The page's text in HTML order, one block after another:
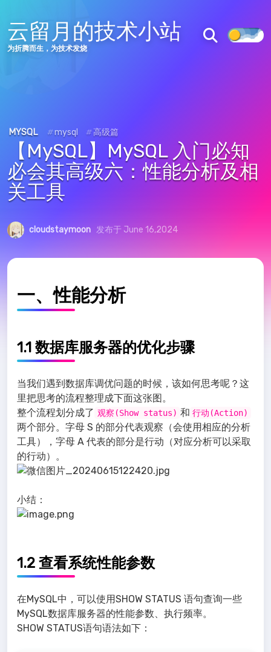
云留月的技术小站
为折腾而生，为技术发烧
MYSQL #mysql #高级篇
【MySQL】MySQL 入门必知
必会其高级六：性能分析及相
关工具
cloudstaymoon 发布于 June 16,2024
一、性能分析
1.1 数据库服务器的优化步骤
当我们遇到数据库调优问题的时候，该如何思考呢？这
里把思考的流程整理成下面这张图。
整个流程划分成了 观察(Show status) 和 行动(Action)
两个部分。字母 S 的部分代表观察（会使用相应的分析
工具），字母 A 代表的部分是行动（对应分析可以采取
的行动）。
小结：
1.2 查看系统性能参数
在MySQL中，可以使用SHOW STATUS 语句查询一些
MySQL数据库服务器的性能参数、执行频率。
SHOW STATUS语句语法如下：